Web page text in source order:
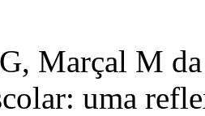
Marçal M
uma